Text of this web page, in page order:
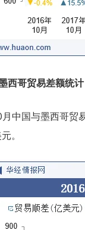
西哥贸易差额统计
中国与墨西哥贸
。